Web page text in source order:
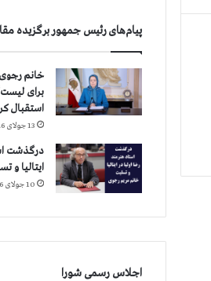
پیام‌های رئیس جمهور برگزیده
خانم رجوی
برای
استقبال
13 جولای 2026
درگذشت
ایتالیا و
10 جولای 2026
اجلاس رسمی شورا